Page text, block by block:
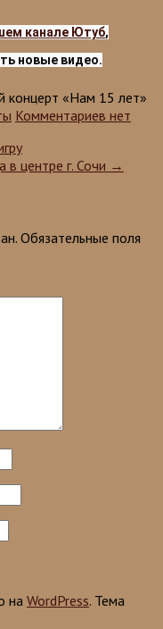
канале Ютуб,
новые видео.
концерт «Нам 15 лет»
Комментариев нет
центре г. Сочи →
Обязательные поля
на WordPress. Тема